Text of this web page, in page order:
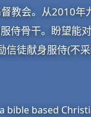
教会。从2010
侍骨干。盼望
信徒献身服侍(不
bible based